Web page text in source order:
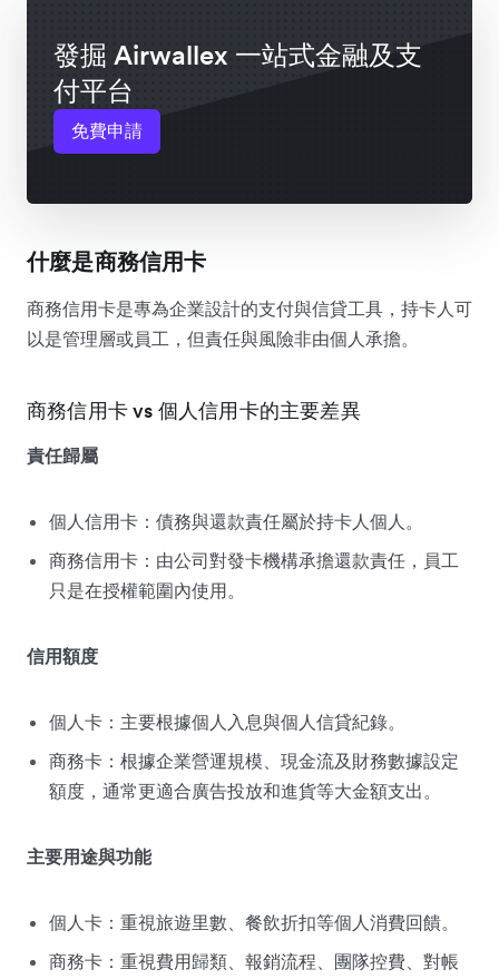
發掘 Airwallex 一站式金融及支
付平台
免費申請
什麼是商務信用卡
商務信用卡是專為企業設計的支付與信貸工具，持卡人可
以是管理層或員工，但責任與風險非由個人承擔。
商務信用卡 vs 個人信用卡的主要差異
責任歸屬
個人信用卡：債務與還款責任屬於持卡人個人。
商務信用卡：由公司對發卡機構承擔還款責任，員工
只是在授權範圍內使用。
信用額度
個人卡：主要根據個人入息與個人信貸紀錄。
商務卡：根據企業營運規模、現金流及財務數據設定
額度，通常更適合廣告投放和進貨等大金額支出。
主要用途與功能
個人卡：重視旅遊里數、餐飲折扣等個人消費回饋。
商務卡：重視費用歸類、報銷流程、團隊控費、對帳